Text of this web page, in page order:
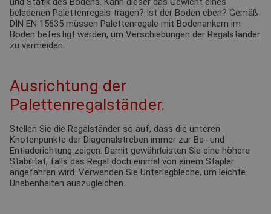
beladenen Palettenregals tragen? Ist der Boden eben? Gemäß
DIN EN 15635 müssen Palettenregale mit Bodenankern im
Boden befestigt werden, um Verschiebungen der Regalständer
zu vermeiden.
Ausrichtung der
Palettenregalständer.
Stellen Sie die Regalständer so auf, dass die unteren
Knotenpunkte der Diagonalstreben immer zur Be- und
Entladerichtung zeigen. Damit gewährleisten Sie eine höhere
Stabilität, falls das Regal doch einmal von einem Stapler
angefahren wird. Verwenden Sie Unterlegbleche, um leichte
Unebenheiten auszugleichen.